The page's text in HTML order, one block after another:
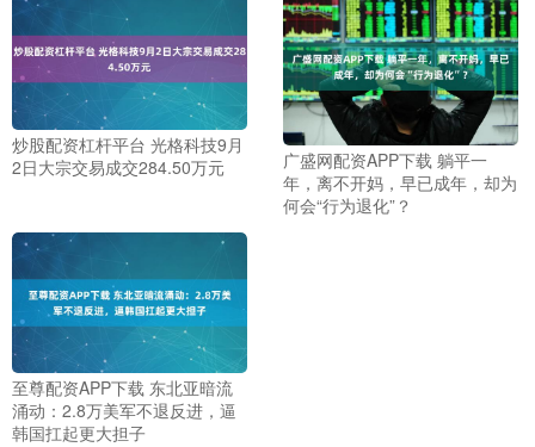
炒股配资杠杆平台 光格科技9月
2日大宗交易成交284.50万元
广盛网配资APP下载 躺平一
年，离不开妈，早已成年，却为
何会“行为退化”？
至尊配资APP下载 东北亚暗流
涌动：2.8万美军不退反进，逼
韩国扛起更大担子